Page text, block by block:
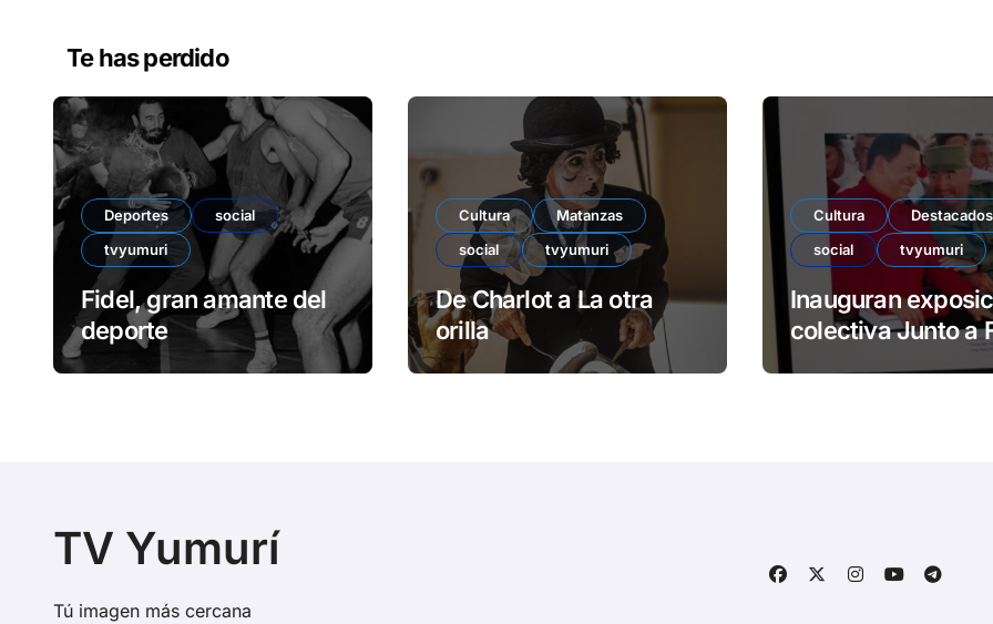
Te has perdido
Deportes
social
tvyumuri
Fidel, gran amante del
deporte
Cultura
Matanzas
social
tvyumuri
De Charlot a La otra
orilla
Cultura
Destacados
social
tvyumuri
Inauguran
colectiva Junto a
TV Yumurí
Tú imagen más cercana